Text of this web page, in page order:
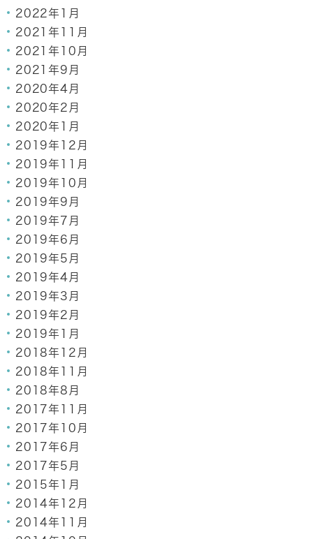
2022年1月
2021年11月
2021年10月
2021年9月
2020年4月
2020年2月
2020年1月
2019年12月
2019年11月
2019年10月
2019年9月
2019年7月
2019年6月
2019年5月
2019年4月
2019年3月
2019年2月
2019年1月
2018年12月
2018年11月
2018年8月
2017年11月
2017年10月
2017年6月
2017年5月
2015年1月
2014年12月
2014年11月